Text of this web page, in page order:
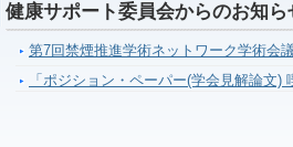
健康サポート委員会からのお知ら
第7回禁煙推進学術ネットワーク学術会
「ポジション・ペーパー(学会見解論文)